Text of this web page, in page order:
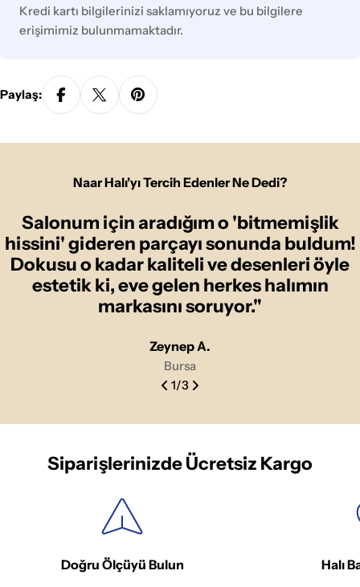
Kredi kartı bilgilerinizi saklamıyoruz ve bu bilgilere
erişimimiz bulunmamaktadır.
Paylaş:
Naar Halı'yı Tercih Edenler Ne Dedi?
Salonum için aradığım o 'bitmemişlik
hissini' gideren parçayı sonunda buldum!
Dokusu o kadar kaliteli ve desenleri öyle
estetik ki, eve gelen herkes halımın
markasını soruyor."
Zeynep A.
Bursa
1/3
Siparişlerinizde Ücretsiz Kargo
Doğru Ölçüyü Bulun Halı